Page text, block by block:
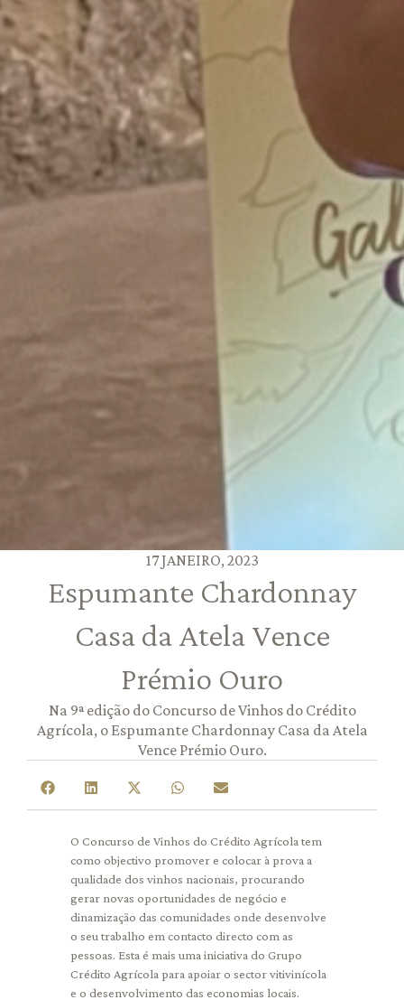
17 JANEIRO, 2023
Espumante Chardonnay
Casa da Atela Vence
Prémio Ouro
Na 9ª edição do Concurso de Vinhos do Crédito
Agrícola, o Espumante Chardonnay Casa da Atela
Vence Prémio Ouro.
O Concurso de Vinhos do Crédito Agrícola tem
como objectivo promover e colocar à prova a
qualidade dos vinhos nacionais, procurando
gerar novas oportunidades de negócio e
dinamização das comunidades onde desenvolve
o seu trabalho em contacto directo com as
pessoas. Esta é mais uma iniciativa do Grupo
Crédito Agrícola para apoiar o sector vitivinícola
e o desenvolvimento das economias locais.